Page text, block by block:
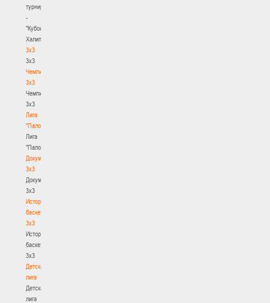
турнир
-
"Кубок
Халипского"
3x3
3x3
Чемпионат
3х3
Чемпионат
3х3
Лига
"Палова"
Лига
"Палова"
Документы
3х3
Документы
3х3
История
баскетбола
3х3
История
баскетбола
3х3
Детская
лига
Детская
лига